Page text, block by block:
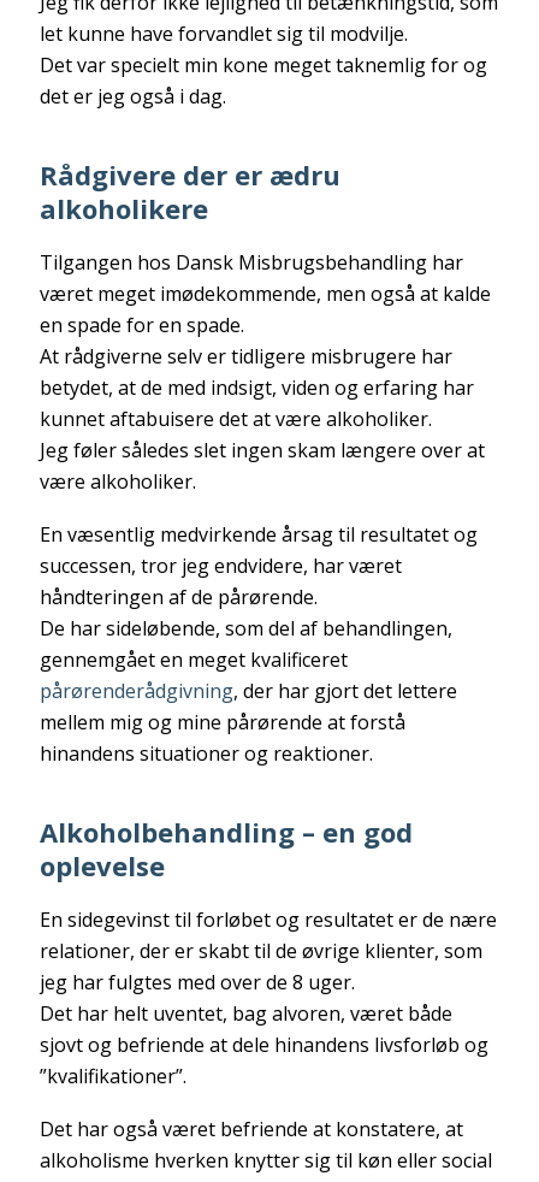
let kunne have forvandlet sig til modvilje.
Det var specielt min kone meget taknemlig for og
det er jeg også i dag.
Rådgivere der er ædru
alkoholikere
Tilgangen hos Dansk Misbrugsbehandling har
været meget imødekommende, men også at kalde
en spade for en spade.
At rådgiverne selv er tidligere misbrugere har
betydet, at de med indsigt, viden og erfaring har
kunnet aftabuisere det at være alkoholiker.
Jeg føler således slet ingen skam længere over at
være alkoholiker.
En væsentlig medvirkende årsag til resultatet og
successen, tror jeg endvidere, har været
håndteringen af de pårørende.
De har sideløbende, som del af behandlingen,
gennemgået en meget kvalificeret
pårørenderådgivning, der har gjort det lettere
mellem mig og mine pårørende at forstå
hinandens situationer og reaktioner.
Alkoholbehandling – en god
oplevelse
En sidegevinst til forløbet og resultatet er de nære
relationer, der er skabt til de øvrige klienter, som
jeg har fulgtes med over de 8 uger.
Det har helt uventet, bag alvoren, været både
sjovt og befriende at dele hinandens livsforløb og
”kvalifikationer”.
Det har også været befriende at konstatere, at
alkoholisme hverken knytter sig til køn eller social